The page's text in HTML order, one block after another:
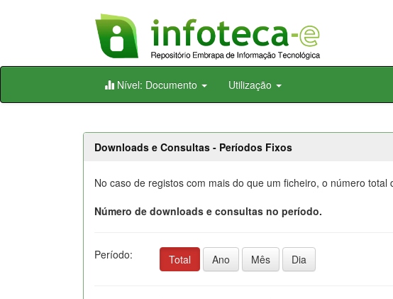
Skip
Nível: Documento Utilização
Downloads e Consultas - Períodos Fixos
No caso de registos com mais do que um ficheiro, o número
Número de downloads e consultas no período.
Período: Total Ano Mês Dia